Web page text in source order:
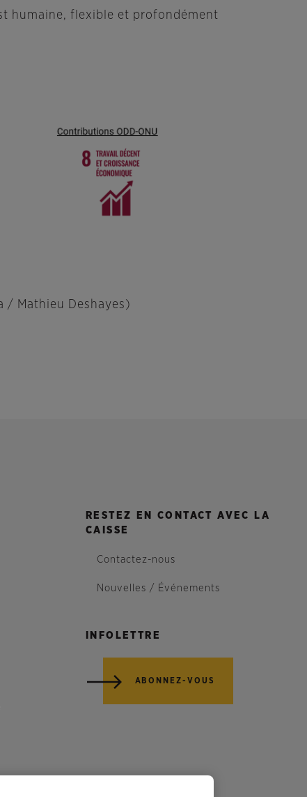
humaine, flexible et profondément
/ Mathieu Deshayes)
RESTEZ EN CONTACT AVEC LA
CAISSE
Contactez-nous
Nouvelles / Événements
INFOLETTRE
ABONNEZ-VOUS